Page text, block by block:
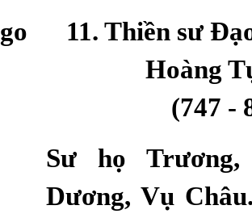
11. Thiền sư
Hoàng
(747 -
Sư họ
Dương, Vụ